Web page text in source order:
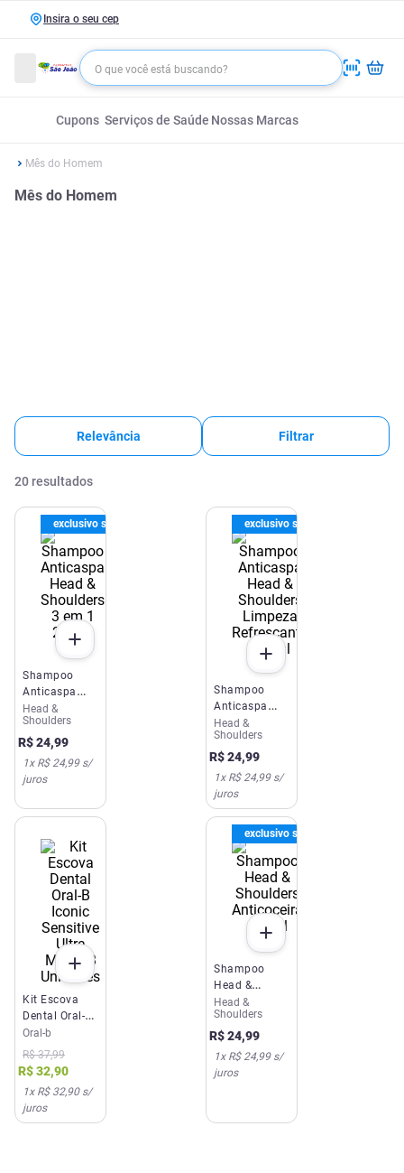
Insira o seu cep
Cupons Serviços de Saúde Nossas Marcas
Mês do Homem
Mês do Homem
Relevância Filtrar
20 resultados
exclusivo site e app
Shampoo
Anticaspa
Head &
Shoulders 3
em 1 200ml
Head &
Shoulders
R$24,99
1x R$ 24,99s/
juros
exclusivo site e app
Shampoo
Anticaspa
Head &
Shoulders
Limpeza
Refrescante
200ml
Head &
Shoulders
R$24,99
1x R$ 24,99s/
juros
Kit Escova
Dental Oral-B
Iconic
Sensitive
Ultra Macia 3
Unidades
Oral-b
R$ 37,99
R$32,90
1x R$ 32,90s/
juros
exclusivo site e app
Shampoo
Head &
Shoulders
Anticoceira
200ml
Head &
Shoulders
R$24,99
1x R$ 24,99s/
juros